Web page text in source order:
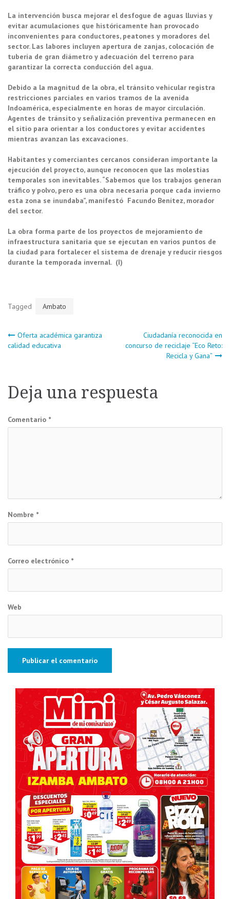
La intervención busca mejorar el desfogue de aguas lluvias y
evitar acumulaciones que históricamente han provocado
inconvenientes para conductores, peatones y moradores del
sector. Las labores incluyen apertura de zanjas, colocación de
tubería de gran diámetro y adecuación del terreno para
garantizar la correcta conducción del agua.
Debido a la magnitud de la obra, el tránsito vehicular registra
restricciones parciales en varios tramos de la avenida
Indoamérica, especialmente en horas de mayor circulación.
Agentes de tránsito y señalización preventiva permanecen en
el sitio para orientar a los conductores y evitar accidentes
mientras avanzan las excavaciones.
Habitantes y comerciantes cercanos consideran importante la
ejecución del proyecto, aunque reconocen que las molestias
temporales son inevitables. “Sabemos que los trabajos generan
tráfico y polvo, pero es una obra necesaria porque cada invierno
esta zona se inundaba”, manifestó Facundo Benítez, morador
del sector.
La obra forma parte de los proyectos de mejoramiento de
infraestructura sanitaria que se ejecutan en varios puntos de
la ciudad para fortalecer el sistema de drenaje y reducir riesgos
durante la temporada invernal. (I)
Tagged Ambato
Navegación
entradas
Oferta académica garantiza
calidad educativa
Ciudadanía reconocida en
concurso de reciclaje “Eco Reto:
Recicla y Gana”
Deja una respuesta
Comentario *
Nombre *
Correo electrónico *
Web